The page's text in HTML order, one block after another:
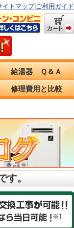
イトマップ| ご利用ガイド
給湯器 Ｑ＆Ａ
修理費用と比較
。